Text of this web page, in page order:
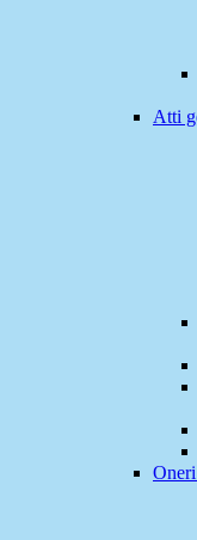
Atti